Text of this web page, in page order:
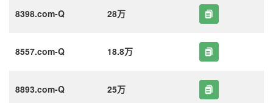
8398.com-Q 28万
8557.com-Q 18.8万
8893.com-Q 25万